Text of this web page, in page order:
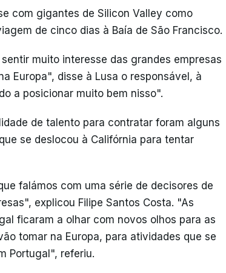
com gigantes de Silicon Valley como
de cinco dias à Baía de São Francisco.
muito interesse das grandes empresas
Europa", disse à Lusa o responsável, à
a posicionar muito bem nisso".
de talento para contratar foram alguns
se deslocou à Califórnia para tentar
falámos com uma série de decisores de
explicou Filipe Santos Costa. "As
ficaram a olhar com novos olhos para as
tomar na Europa, para atividades que se
Portugal", referiu.